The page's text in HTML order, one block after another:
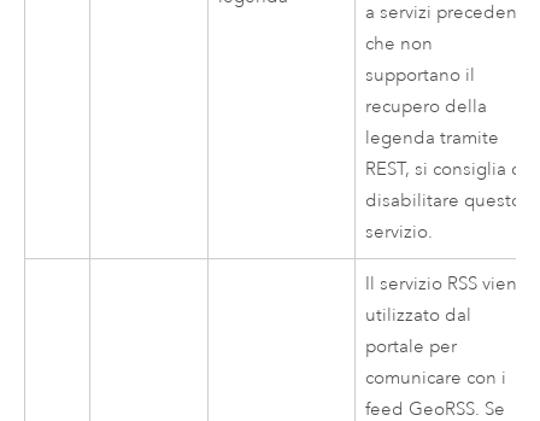
a servizi precedenti
che non
supportano il
recupero della
legenda tramite
REST, si consiglia di
disabilitare questo
servizio.
Il servizio RSS viene
utilizzato dal
portale per
comunicare con i
feed GeoRSS. Se